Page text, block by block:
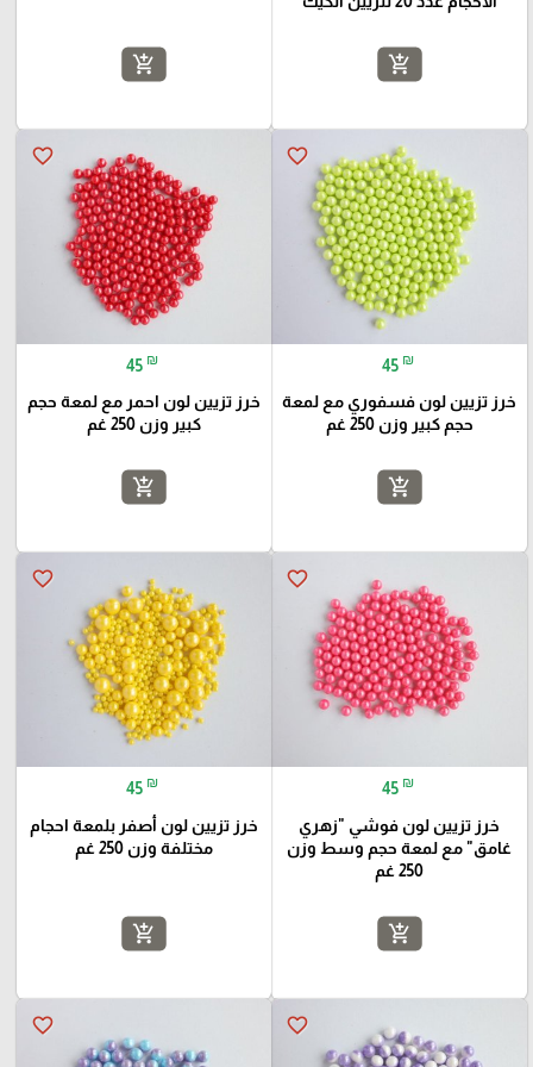
add_shopping_cart
add_shopping_cart
favorite_border
45 ₪
خرز تزيين لون فسفوري مع لمعة
حجم كبير وزن 250 غم
add_shopping_cart
favorite_border
45 ₪
خرز تزيين لون احمر مع لمعة حجم
كبير وزن 250 غم
add_shopping_cart
favorite_border
45 ₪
خرز تزيين لون فوشي "زهري
غامق" مع لمعة حجم وسط وزن
250 غم
add_shopping_cart
favorite_border
45 ₪
خرز تزيين لون أصفر بلمعة احجام
مختلفة وزن 250 غم
add_shopping_cart
favorite_border
favorite_border